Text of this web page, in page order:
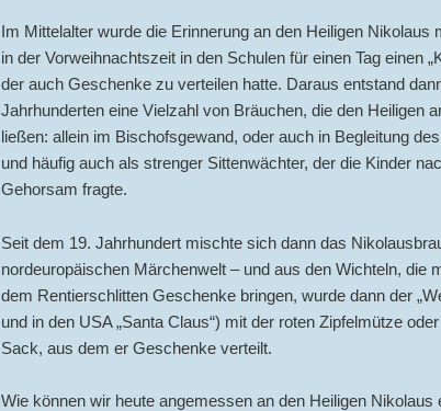
Im Mittelalter wurde die Erinnerung an den Heiligen Nikolaus
in der Vorweihnachtszeit in den Schulen für einen Tag einen
der auch Geschenke zu verteilen hatte. Daraus entstand
Jahrhunderten eine Vielzahl von Bräuchen, die den Heiligen
ließen: allein im Bischofsgewand, oder auch in Begleitung
und häufig auch als strenger Sittenwächter, der die Kinder
Gehorsam fragte.
Seit dem 19. Jahrhundert mischte sich dann das
nordeuropäischen Märchenwelt – und aus den Wichteln, die
dem Rentierschlitten Geschenke bringen, wurde dann der
und in den USA „Santa Claus“) mit der roten Zipfelmütze
Sack, aus dem er Geschenke verteilt.
Wie können wir heute angemessen an den Heiligen Nikolaus